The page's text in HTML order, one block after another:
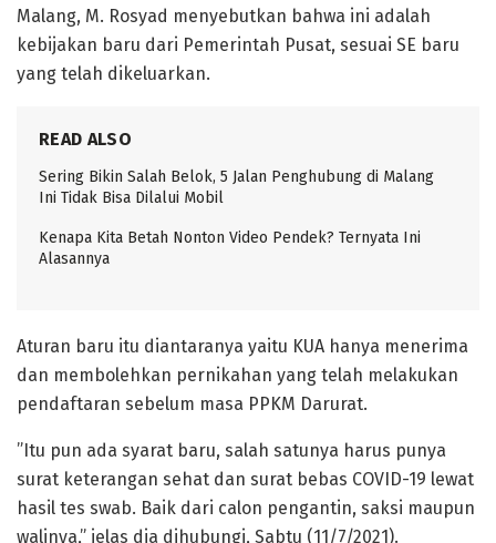
Malang, M. Rosyad menyebutkan bahwa ini adalah
kebijakan baru dari Pemerintah Pusat, sesuai SE baru
yang telah dikeluarkan.
READ ALSO
Sering Bikin Salah Belok, 5 Jalan Penghubung di Malang
Ini Tidak Bisa Dilalui Mobil
Kenapa Kita Betah Nonton Video Pendek? Ternyata Ini
Alasannya
Aturan baru itu diantaranya yaitu KUA hanya menerima
dan membolehkan pernikahan yang telah melakukan
pendaftaran sebelum masa PPKM Darurat.
”Itu pun ada syarat baru, salah satunya harus punya
surat keterangan sehat dan surat bebas COVID-19 lewat
hasil tes swab. Baik dari calon pengantin, saksi maupun
walinya,” jelas dia dihubungi, Sabtu (11/7/2021).